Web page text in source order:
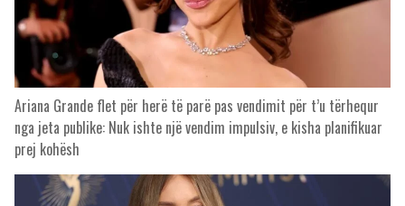
Ariana Grande flet për herë të parë pas vendimit për t’u tërhequr
nga jeta publike: Nuk ishte një vendim impulsiv, e kisha planifikuar
prej kohësh